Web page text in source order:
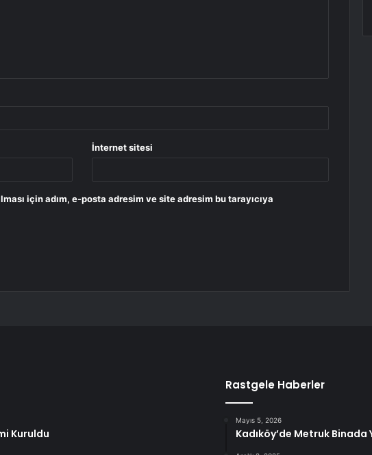
İnternet sitesi
için adım, e-posta adresim ve site adresim bu tarayıcıya
Kuruldu
Rastgele Haberler
Mayıs 5, 2026
Kadıköy’de Metruk Binada